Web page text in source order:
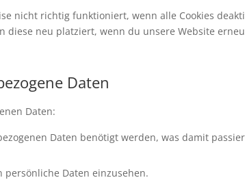
nicht richtig funktioniert, wenn alle Cookies
diese neu platziert, wenn du unsere Website
Daten
Daten:
Daten benötigt werden, was damit
Daten einzusehen.